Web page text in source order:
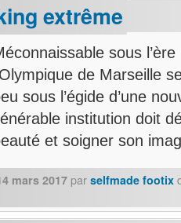
extrême
sous
de Marseille
sous l’égide d’une
institution doit
et soigner son
mars 2017 par selfmade footix